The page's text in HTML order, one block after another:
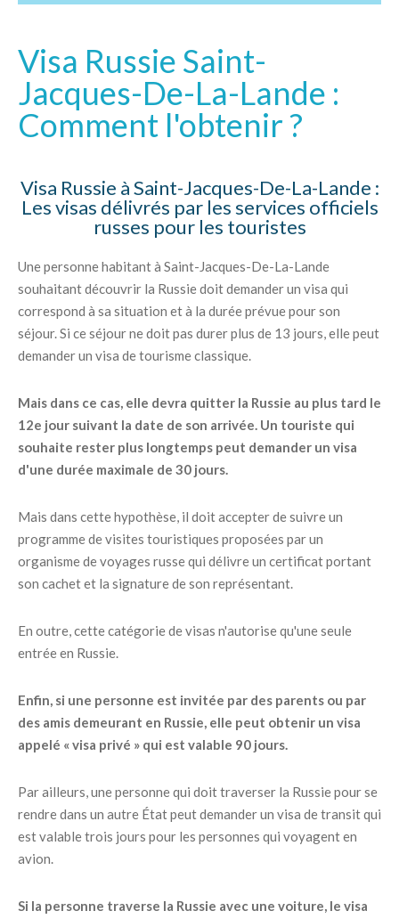
Visa Russie Saint-
Jacques-De-La-Lande :
Comment l'obtenir ?
Visa Russie à Saint-Jacques-De-La-Lande :
Les visas délivrés par les services officiels
russes pour les touristes
Une personne habitant à Saint-Jacques-De-La-Lande
souhaitant découvrir la Russie doit demander un visa qui
correspond à sa situation et à la durée prévue pour son
séjour. Si ce séjour ne doit pas durer plus de 13 jours, elle peut
demander un visa de tourisme classique.
Mais dans ce cas, elle devra quitter la Russie au plus tard le
12e jour suivant la date de son arrivée. Un touriste qui
souhaite rester plus longtemps peut demander un visa
d'une durée maximale de 30 jours.
Mais dans cette hypothèse, il doit accepter de suivre un
programme de visites touristiques proposées par un
organisme de voyages russe qui délivre un certificat portant
son cachet et la signature de son représentant.
En outre, cette catégorie de visas n'autorise qu'une seule
entrée en Russie.
Enfin, si une personne est invitée par des parents ou par
des amis demeurant en Russie, elle peut obtenir un visa
appelé « visa privé » qui est valable 90 jours.
Par ailleurs, une personne qui doit traverser la Russie pour se
rendre dans un autre État peut demander un visa de transit qui
est valable trois jours pour les personnes qui voyagent en
avion.
Si la personne traverse la Russie avec une voiture, le visa